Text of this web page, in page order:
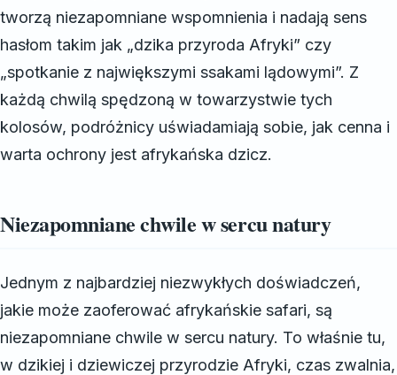
tworzą niezapomniane wspomnienia i nadają sens
hasłom takim jak „dzika przyroda Afryki” czy
„spotkanie z największymi ssakami lądowymi”. Z
każdą chwilą spędzoną w towarzystwie tych
kolosów, podróżnicy uświadamiają sobie, jak cenna i
warta ochrony jest afrykańska dzicz.
Niezapomniane chwile w sercu natury
Jednym z najbardziej niezwykłych doświadczeń,
jakie może zaoferować afrykańskie safari, są
niezapomniane chwile w sercu natury. To właśnie tu,
w dzikiej i dziewiczej przyrodzie Afryki, czas zwalnia,